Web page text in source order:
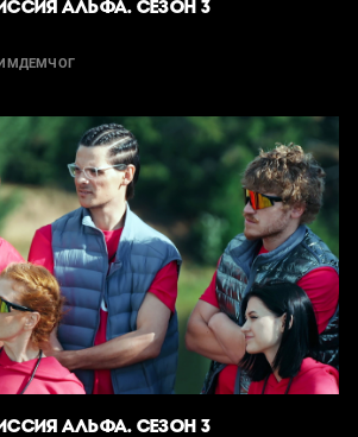
АЛЬФА. СЕЗОН 3
АЛЬФА. СЕЗОН 3